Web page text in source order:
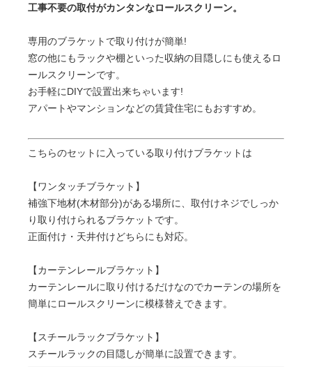
工事不要の取付がカンタンなロールスクリーン。
専用のブラケットで取り付けが簡単!
窓の他にもラックや棚といった収納の目隠しにも使えるロ
ールスクリーンです。
お手軽にDIYで設置出来ちゃいます!
アパートやマンションなどの賃貸住宅にもおすすめ。
こちらのセットに入っている取り付けブラケットは
【ワンタッチブラケット】
補強下地材(木材部分)がある場所に、取付けネジでしっか
り取り付けられるブラケットです。
正面付け・天井付けどちらにも対応。
【カーテンレールブラケット】
カーテンレールに取り付けるだけなのでカーテンの場所を
簡単にロールスクリーンに模様替えできます。
【スチールラックブラケット】
スチールラックの目隠しが簡単に設置できます。